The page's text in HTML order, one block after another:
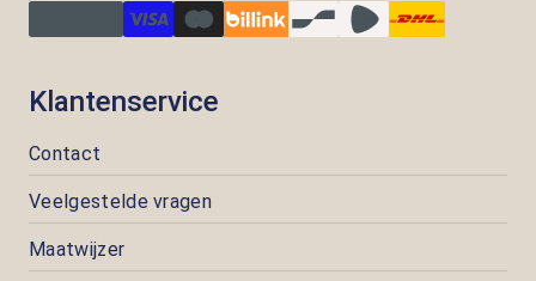
Klantenservice
Contact
Veelgestelde vragen
Maatwijzer